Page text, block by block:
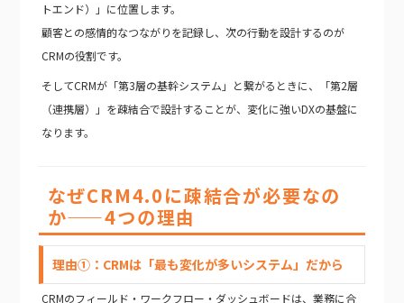
トエンド）」に位置します。
顧客との感情的なつながりを記録し、次の行動を設計するのが
CRMの役割です。
そしてCRMが「第3層の基幹システム」と繋がるときに、「第2層
（連携層）」を疎結合で設計することが、変化に強いDXの基盤に
なります。
なぜCRM4.0に疎結合が必要なの
か——4つの理由
理由①：CRMは「最も変化が多いシステム」だから
CRMのフィールド・ワークフロー・ダッシュボードは、業務に合